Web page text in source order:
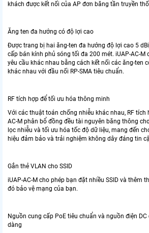
khách được kết nối của AP đơn băng tần truyền
Ăng ten đa hướng có độ lợi cao
Được trang bị hai ăng-ten đa hướng độ lợi cao 5
cấp bán kính phủ sóng tối đa 200 mét. iUAP-AC-M
yêu cầu khác nhau bằng cách kết nối các ăng-ten
khác nhau với đầu nối RP-SMA tiêu chuẩn.
RF tích hợp để tối ưu hóa thông minh
Với các thuật toán chống nhiễu khác nhau, RF tích
AC-M phân bổ đồng đều tài nguyên băng thông
lọc nhiễu và tối ưu hóa tốc độ dữ liệu, mang đến
hiệu đảm bảo và trải nghiệm không dây đáng tin
Gắn thẻ VLAN cho SSID
iUAP-AC-M cho phép bạn đặt nhiều SSID và thêm
đó bảo vệ mạng của bạn.
Nguồn cung cấp PoE tiêu chuẩn và nguồn điện DC
dàng